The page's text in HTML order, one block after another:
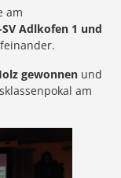
am
SV Adlkofen 1 und
gewonnen und
am